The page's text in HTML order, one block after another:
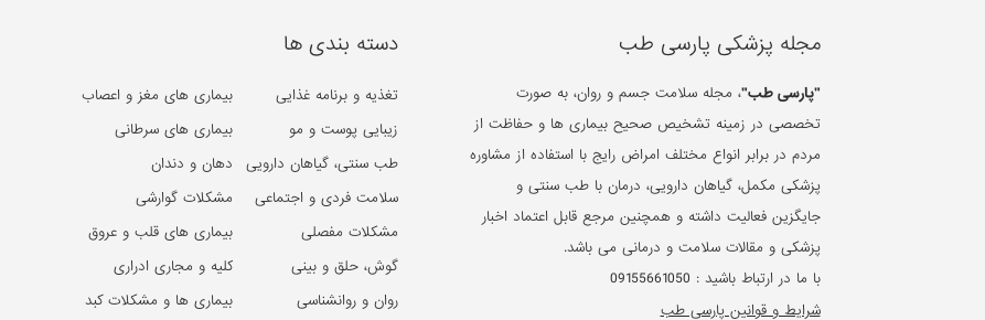
مجله پزشکی پارسی طب
"پارسی طب"، مجله سلامت جسم و روان، به صورت
تخصصی در زمینه تشخیص صحیح بیماری ها و حفاظت از
مردم در برابر انواع مختلف امراض رایج با استفاده از مشاوره
پزشکی مکمل، گیاهان دارویی، درمان با طب سنتی و
جایگزین فعالیت داشته و همچنین مرجع قابل اعتماد اخبار
پزشکی و مقالات سلامت و درمانی می باشد.
با ما در ارتباط باشید : 09155661050
شرایط و قوانین پارسی طب
دسته بندی ها
تغذیه و برنامه غذایی
زیبایی پوست و مو
طب سنتی، گیاهان دارویی
سلامت فردی و اجتماعی
مشکلات مفصلی
گوش، حلق و بینی
روان و روانشناسی
بیماری های مغز و اعصاب
بیماری های سرطانی
دهان و دندان
مشکلات گوارشی
بیماری های قلب و عروق
کلیه و مجاری ادراری
بیماری ها و مشکلات کبد